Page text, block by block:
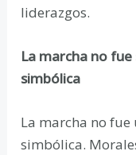
liderazgos.
La marcha no
simbólica
La marcha no
simbólica.